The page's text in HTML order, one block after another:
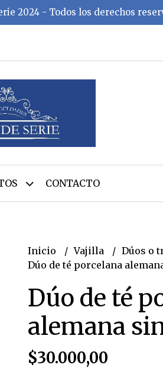
2024 - Todos los derechos
CONTACTO
Inicio Vajilla
Dúos o
Dúo de té porcelana
Dúo de té
alemana
$30.000,00